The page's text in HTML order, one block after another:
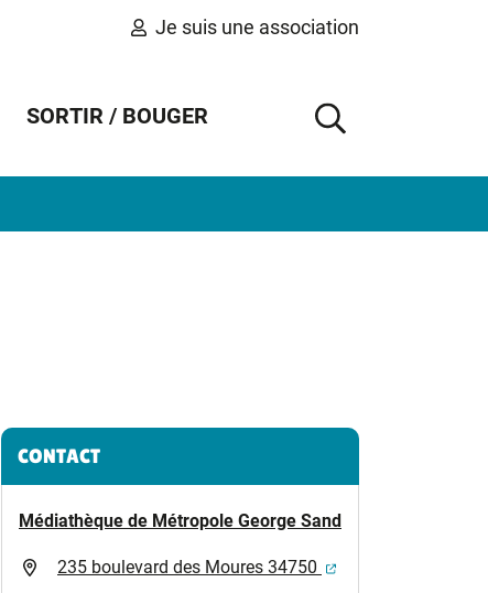
Je suis une association
SORTIR / BOUGER
AFFICHER
Informations complémentaires
CONTACT
Médiathèque de Métropole George Sand
235 boulevard des Moures 34750
(ouverture dans un